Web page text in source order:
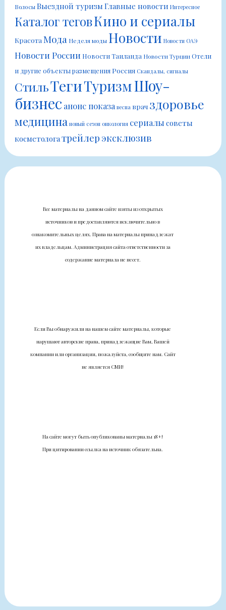
ВолосыВыездной туризмГлавные новости Интересное
Каталог теговКино и сериалы
Красота Мода Неделя моды Новости Новости ОАЭ
Новости России Новости Таиланда Новости ТурцииОтели
и другие объекты размещенияРоссия Скандалы, сигналы
СтильТегиТуризмШоу-
бизнес анонс показа весна врач здоровье
медицина новый сезон онкология сериалы советы
косметологатрейлер эксклюзив
Все материалы на данном сайте взяты из открытых
источников и предоставляются исключительно в
ознакомительных целях. Права на материалы принадлежат
их владельцам. Администрация сайта ответственности за
содержание материала не несет.
Если Вы обнаружили на нашем сайте материалы, которые
нарушают авторские права, принадлежащие Вам, Вашей
компании или организации, пожалуйста, сообщите нам. Сайт
не является СМИ!
На сайте могут быть опубликованы материалы 18+!
При цитировании ссылка на источник обязательна.